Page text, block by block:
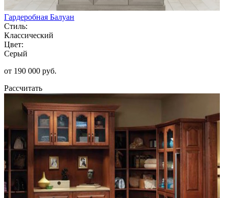
Гардеробная Балуан
Стиль:
Классический
Цвет:
Серый
от 190 000 руб.
Рассчитать